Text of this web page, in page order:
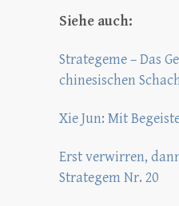
Siehe auch:
Strategeme – Das
chinesischen
Xie Jun: Mit
Erst verwirren,
Strategem Nr. 20